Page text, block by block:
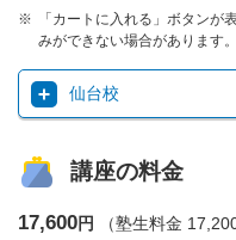
「カートに入れる」ボタンが
みができない場合があります。
仙台校
講座の料金
17,600円 （塾生料金